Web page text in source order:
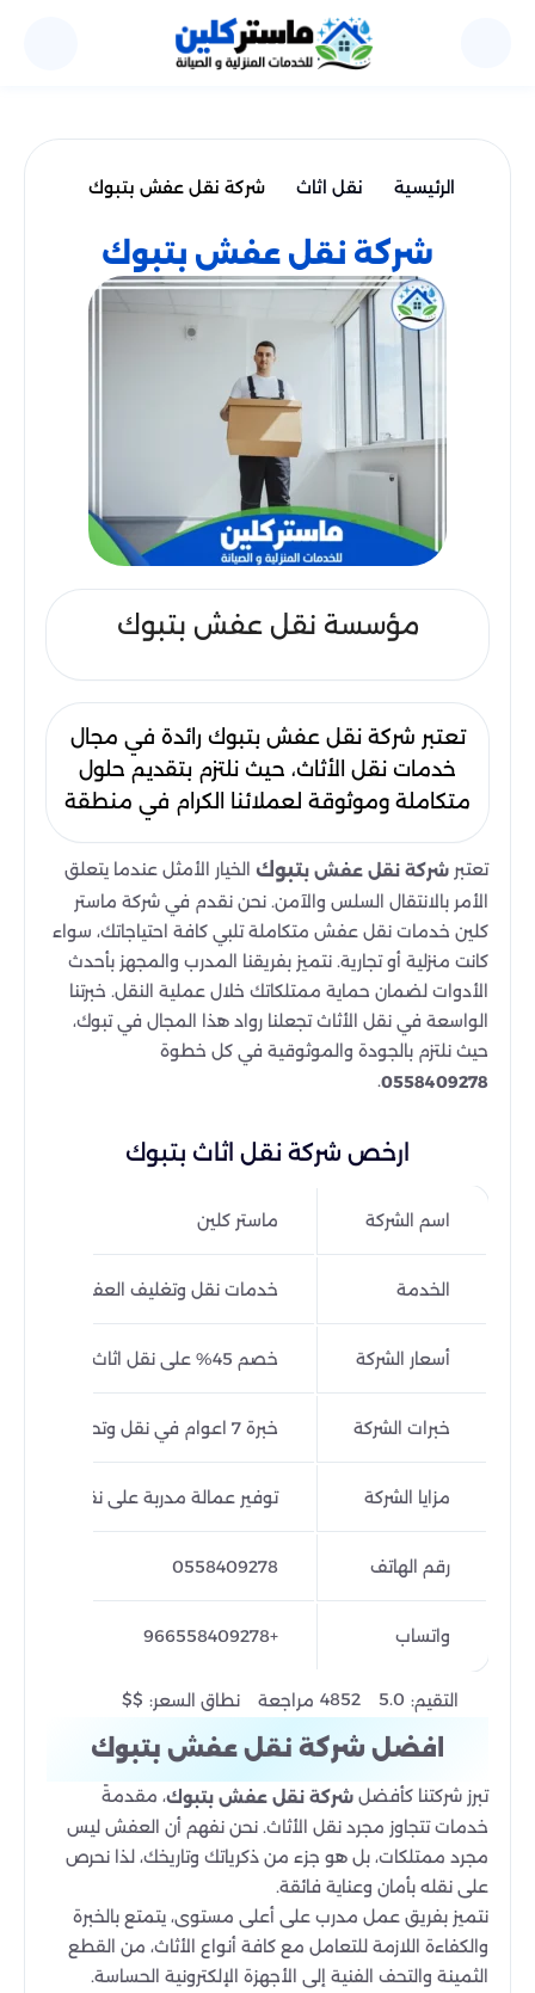
الرئيسية نقل اثاث شركة نقل عفش بتبوك
شركة نقل عفش بتبوك
مؤسسة نقل عفش بتبوك
تعتبر شركة نقل عفش بتبوك رائدة في مجال
خدمات نقل الأثاث، حيث نلتزم بتقديم حلول
متكاملة وموثوقة لعملائنا الكرام في منطقة
مؤسسة متخصصة تفهم تمامًا احتياجاتك
وتطلعاتك عند الانتقال إلى منزل جديد أو
مكتب آخر. نحن في مؤسسة ماستر كلين نعلم
أن عملية نقل الأثاث قد تكون مرهقة ومليئة
بالتحديات 0558409278.
تعتبر شركة نقل عفش بتبوك الخيار الأمثل عندما يتعلق
الأمر بالانتقال السلس والآمن. نحن نقدم في شركة ماستر
كلين خدمات نقل عفش متكاملة تلبي كافة احتياجاتك، سواء
كانت منزلية أو تجارية. نتميز بفريقنا المدرب والمجهز بأحدث
الأدوات لضمان حماية ممتلكاتك خلال عملية النقل. خبرتنا
الواسعة في نقل الأثاث تجعلنا رواد هذا المجال في تبوك،
حيث نلتزم بالجودة والموثوقية في كل خطوة
0558409278
.
ارخص شركة نقل اثاث بتبوك
اسم الشركة ماستر كلين
الخدمة خدمات نقل وتغليف العفش بتبوك
أسعار الشركة خصم 45% على نقل اثاث بتبوك
خبرات الشركة خبرة 7 اعوام في نقل وتحميل العفش بتبوك
مزايا الشركة توفير عمالة مدربة على نقل الاثاث
رقم الهاتف 0558409278
واتساب +966558409278
التقيم: 5.0
4852 مراجعة نطاق السعر: $$
افضل شركة نقل عفش بتبوك
تبرز شركتنا كأفضل شركة نقل عفش بتبوك، مقدمةً
خدمات تتجاوز مجرد نقل الأثاث. نحن نفهم أن العفش ليس
مجرد ممتلكات، بل هو جزء من ذكرياتك وتاريخك، لذا نحرص
على نقله بأمان وعناية فائقة.
نتميز بفريق عمل مدرب على أعلى مستوى، يتمتع بالخبرة
والكفاءة اللازمة للتعامل مع كافة أنواع الأثاث، من القطع
الثمينة والتحف الفنية إلى الأجهزة الإلكترونية الحساسة.